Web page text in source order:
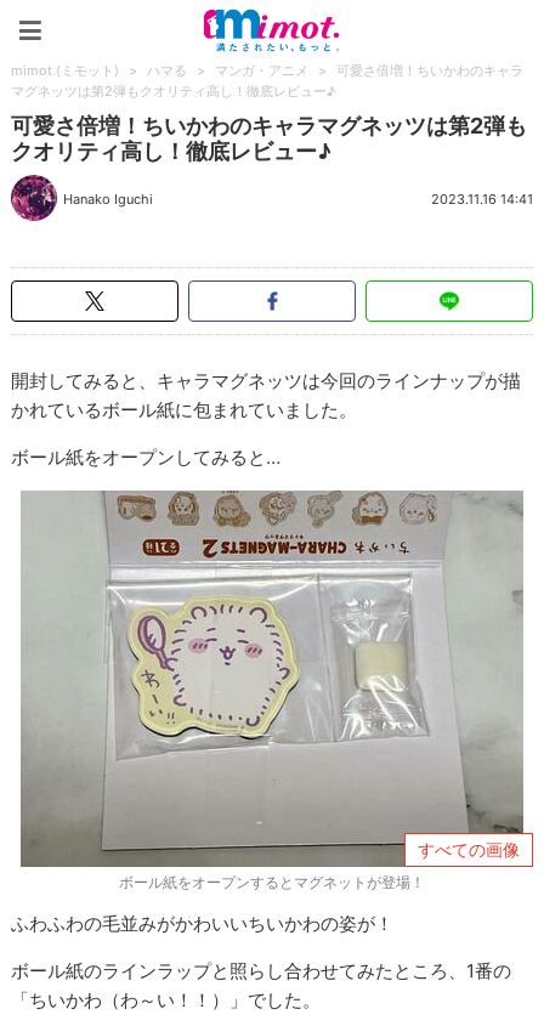
mimot.(ミモット) > ハマる > マンガ・アニメ >
可愛さ倍増！ちいかわのキャラ
マグネッツは第2弾もクオリティ高し！徹底レビュー♪
可愛さ倍増！ちいかわのキャラマグネッツは第2弾も
クオリティ高し！徹底レビュー♪
Hanako Iguchi 2023.11.16 14:41
開封してみると、キャラマグネッツは今回のラインナップが描
かれているボール紙に包まれていました。
ボール紙をオープンしてみると…
すべての画像
ボール紙をオープンするとマグネットが登場！
ふわふわの毛並みがかわいいちいかわの姿が！
ボール紙のラインラップと照らし合わせてみたところ、1番の
「ちいかわ（わ～い！！）」でした。